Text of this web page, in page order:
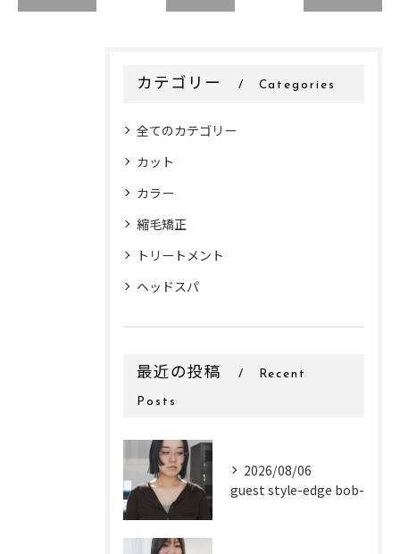
カテゴリー Categories
全てのカテゴリー
カット
カラー
縮毛矯正
トリートメント
ヘッドスパ
最近の投稿 Recent
Posts
2026/08/06
guest style-edge bob-